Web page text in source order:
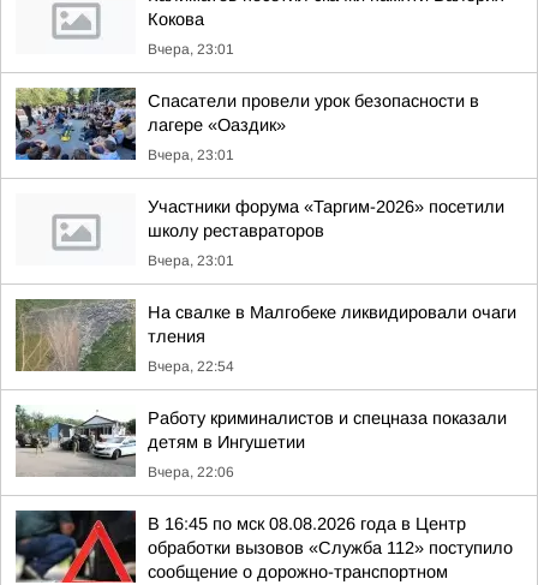
Кокова
Вчера, 23:01
Спасатели провели урок безопасности в
лагере «Оаздик»
Вчера, 23:01
Участники форума «Таргим-2026» посетили
школу реставраторов
Вчера, 23:01
На свалке в Малгобеке ликвидировали очаги
тления
Вчера, 22:54
Работу криминалистов и спецназа показали
детям в Ингушетии
Вчера, 22:06
В 16:45 по мск 08.08.2026 года в Центр
обработки вызовов «Служба 112» поступило
сообщение о дорожно-транспортном